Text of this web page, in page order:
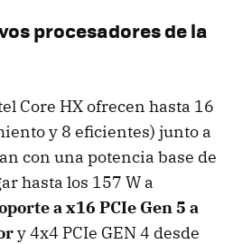
procesadores de la
Core HX ofrecen hasta 16
y 8 eficientes) junto a
con una potencia base de
hasta los 157 W a
a x16 PCIe Gen 5 a
y 4x4 PCIe GEN 4 desde